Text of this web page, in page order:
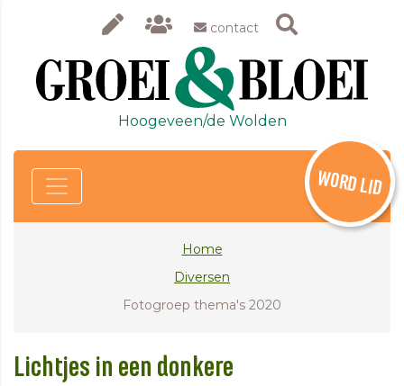
contact
Hoogeveen/de Wolden
WORD LID
Home
Diversen
Fotogroep thema's 2020
Lichtjes in een donkere